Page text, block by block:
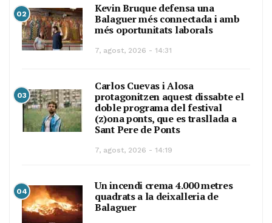
02
Kevin Bruque defensa una
Balaguer més connectada i amb
més oportunitats laborals
7, agost, 2026 - 14:31
03
Carlos Cuevas i Alosa
protagonitzen aquest dissabte el
doble programa del festival
(z)ona ponts, que es trasllada a
Sant Pere de Ponts
7, agost, 2026 - 14:19
04
Un incendi crema 4.000 metres
quadrats a la deixalleria de
Balaguer